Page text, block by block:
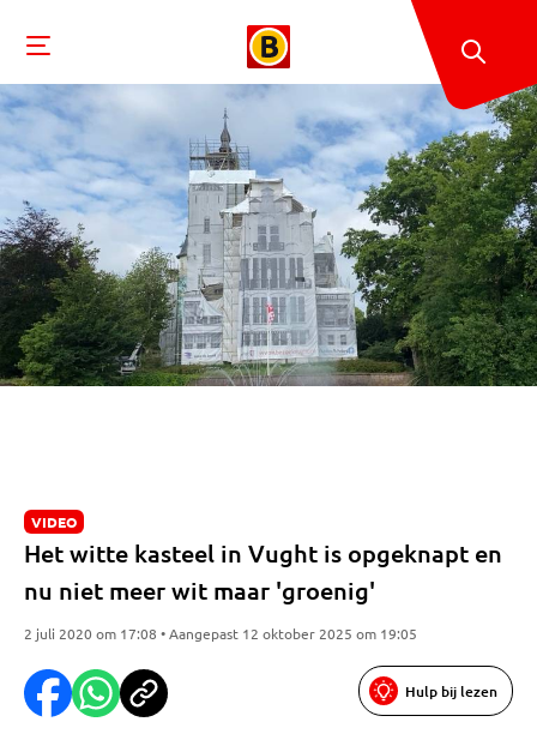
VIDEO
Het witte kasteel in Vught is opgeknapt en
nu niet meer wit maar 'groenig'
2 juli 2020 om 17:08 • Aangepast 12 oktober 2025 om 19:05
Hulp bij lezen